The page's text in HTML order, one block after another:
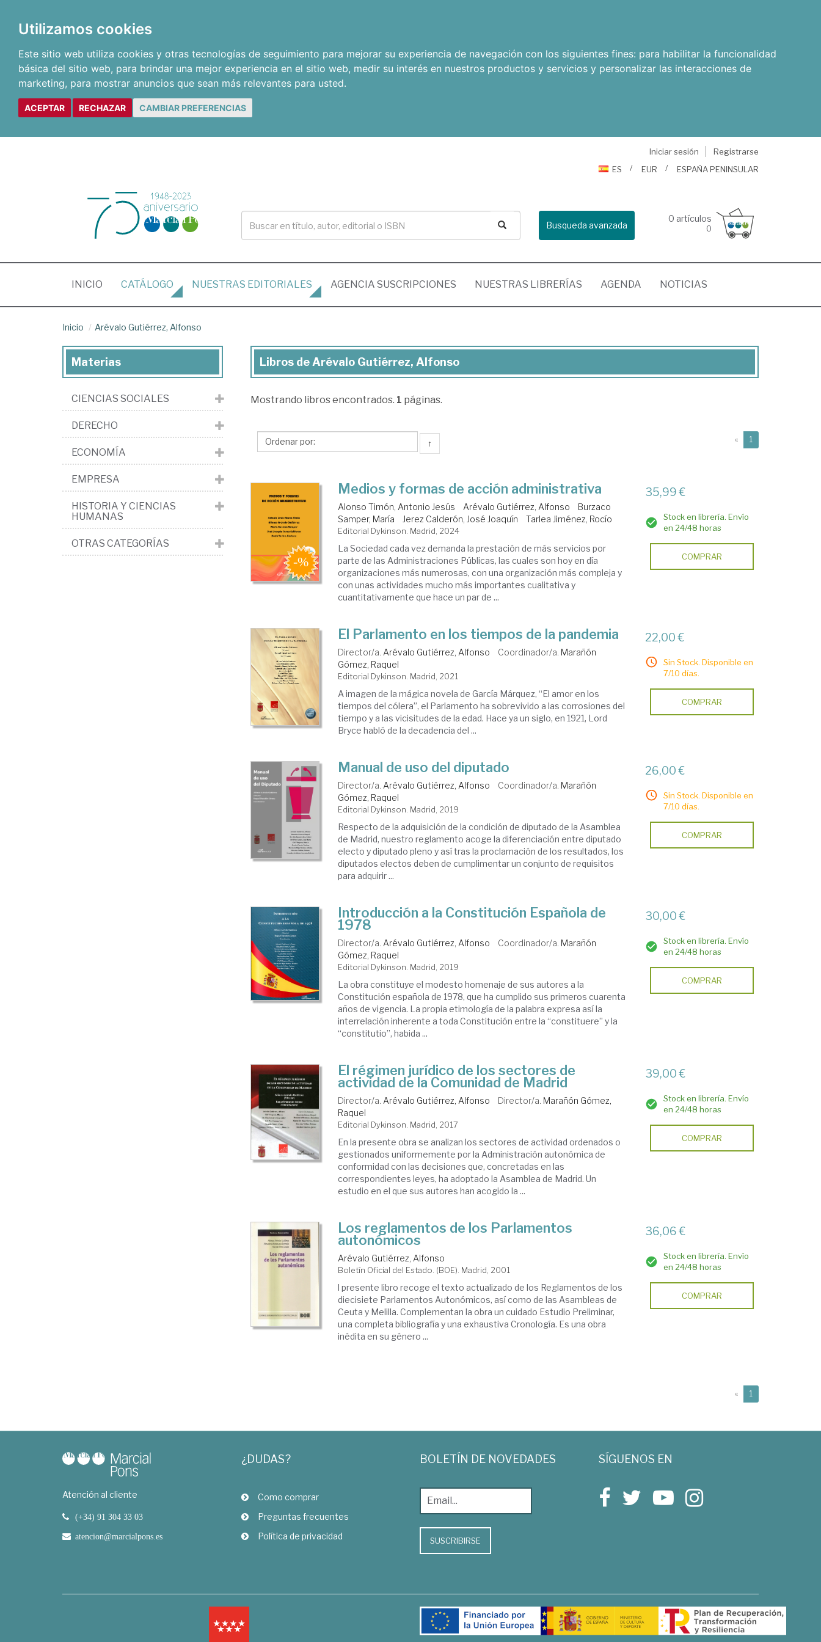
Utilizamos cookies
Este sitio web utiliza cookies y otras tecnologías de seguimiento para mejorar su experiencia de navegación con los siguientes fines: para habilitar la funcionalidad
básica del sitio web, para brindar una mejor experiencia en el sitio web, medir su interés en nuestros productos y servicios y personalizar las interacciones de
marketing, para mostrar anuncios que sean más relevantes para usted.
ACEPTAR RECHAZAR CAMBIAR PREFERENCIAS
Iniciar sesión
Registrarse
ES
EUR ESPAÑA PENINSULAR
Busqueda avanzada
0 artículos
0
INICIO (CURRENT)
CATÁLOGO NUESTRAS EDITORIALES AGENCIA SUSCRIPCIONES NUESTRAS LIBRERÍAS AGENDA NOTICIAS
Inicio Arévalo Gutiérrez, Alfonso
Libros
Arévalo
Alfonso
Libros de Arévalo Gutiérrez, Alfonso
Mostrando libros encontrados. 1 páginas.
↑ « 1
Medios y formas de acción administrativa
Alonso Timón, Antonio Jesús Arévalo Gutiérrez, Alfonso
Burzaco
Samper, María
Jerez Calderón, José Joaquín Tarlea Jiménez, Rocío
Editorial Dykinson. Madrid, 2024
La Sociedad cada vez demanda la prestación de más servicios por
parte de las Administraciones Públicas, las cuales son hoy en día
organizaciones más numerosas, con una organización más compleja y
con unas actividades mucho más importantes cualitativa y
cuantitativamente que hace un par de ...
35,99 €
Stock en librería. Envío
en 24/48 horas
COMPRAR
El Parlamento en los tiempos de la pandemia
Director/a. Arévalo Gutiérrez, Alfonso Coordinador/a. Marañón
Gómez, Raquel
Editorial Dykinson. Madrid, 2021
A imagen de la mágica novela de García Márquez, “El amor en los
tiempos del cólera”, el Parlamento ha sobrevivido a las corrosiones del
tiempo y a las vicisitudes de la edad. Hace ya un siglo, en 1921, Lord
Bryce habló de la decadencia del ...
22,00 €
Sin Stock. Disponible en
7/10 días.
COMPRAR
Manual de uso del diputado
Director/a. Arévalo Gutiérrez, Alfonso Coordinador/a. Marañón
Gómez, Raquel
Editorial Dykinson. Madrid, 2019
Respecto de la adquisición de la condición de diputado de la Asamblea
de Madrid, nuestro reglamento acoge la diferenciación entre diputado
electo y diputado pleno y así tras la proclamación de los resultados, los
diputados electos deben de cumplimentar un conjunto de requisitos
para adquirir ...
26,00 €
Sin Stock. Disponible en
7/10 días.
COMPRAR
Introducción a la Constitución Española de
1978
Director/a. Arévalo Gutiérrez, Alfonso Coordinador/a. Marañón
Gómez, Raquel
Editorial Dykinson. Madrid, 2019
La obra constituye el modesto homenaje de sus autores a la
Constitución española de 1978, que ha cumplido sus primeros cuarenta
años de vigencia. La propia etimología de la palabra expresa así la
interrelación inherente a toda Constitución entre la “constituere” y la
“constitutio”, habida ...
30,00 €
Stock en librería. Envío
en 24/48 horas
COMPRAR
El régimen jurídico de los sectores de
actividad de la Comunidad de Madrid
Director/a. Arévalo Gutiérrez, Alfonso Director/a. Marañón Gómez,
Raquel
Editorial Dykinson. Madrid, 2017
En la presente obra se analizan los sectores de actividad ordenados o
gestionados uniformemente por la Administración autonómica de
conformidad con las decisiones que, concretadas en las
correspondientes leyes, ha adoptado la Asamblea de Madrid. Un
estudio en el que sus autores han acogido la ...
39,00 €
Stock en librería. Envío
en 24/48 horas
COMPRAR
Los reglamentos de los Parlamentos
autonómicos
Arévalo Gutiérrez, Alfonso
Boletín Oficial del Estado. (BOE). Madrid, 2001
l presente libro recoge el texto actualizado de los Reglamentos de los
diecisiete Parlamentos Autonómicos, así como de las Asambleas de
Ceuta y Melilla. Complementan la obra un cuidado Estudio Preliminar,
una completa bibliografía y una exhaustiva Cronología. Es una obra
inédita en su género ...
36,06 €
Stock en librería. Envío
en 24/48 horas
COMPRAR
« 1
Materias
CIENCIAS SOCIALES
DERECHO
ECONOMÍA
EMPRESA
HISTORIA Y CIENCIAS
HUMANAS
OTRAS CATEGORÍAS
Atención al cliente
(+34) 91 304 33 03
atencion@marcialpons.es
¿DUDAS?
Como comprar
Preguntas frecuentes
Política de privacidad
BOLETÍN DE NOVEDADES
SUSCRIBIRSE
SÍGUENOS EN